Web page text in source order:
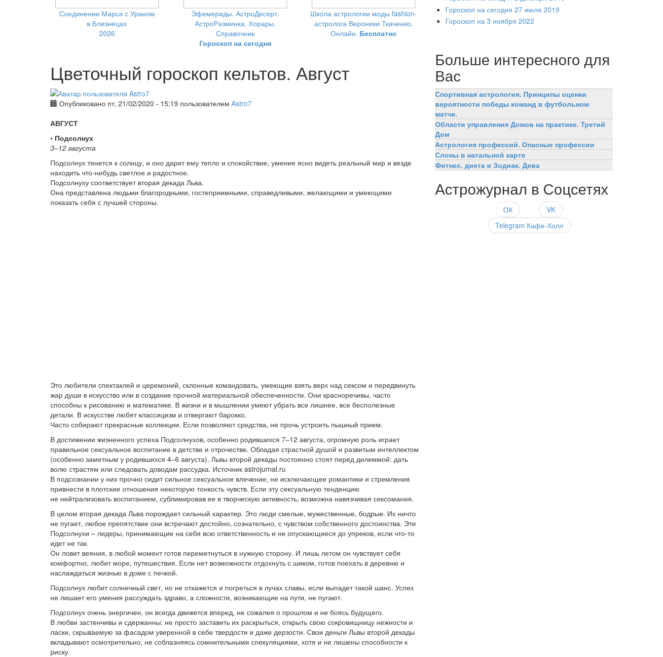
Соединение Марса с Ураном
в Близнецах
2026
Эфемериды. АстроДесерт.
АстроРазминка. Хорары.
Справочник
Гороскоп на сегодня
Школа астрологии моды fashion-
астролога Вероники Ткаченко.
Онлайн. Бесплатно
Цветочный гороскоп кельтов. Август
Опубликовано пт, 21/02/2020 - 15:19 пользователем Astro7
АВГУСТ
• Подсолнух
3–12 августа
Подсолнух тянется к солнцу, и оно дарит ему тепло и спокойствие, умение ясно видеть реальный мир и везде
находить что-нибудь светлое и радостное.
Подсолнуху соответствует вторая декада Льва.
Она представлена людьми благородными, гостеприимными, справедливыми, желающими и умеющими
показать себя с лучшей стороны.
Это любители спектаклей и церемоний, склонные командовать, умеющие взять верх над сексом и передвинуть
жар души в искусство или в создание прочной материальной обеспеченности. Они красноречивы, часто
способны к рисованию и математике. В жизни и в мышлении умеют убрать все лишнее, все бесполезные
детали. В искусстве любят классицизм и отвергают барокко.
Часто собирают прекрасные коллекции. Если позволяют средства, не прочь устроить пышный прием.
В достижении жизненного успеха Подсолнухов, особенно родившихся 7–12 августа, огромную роль играет
правильное сексуальное воспитание в детстве и отрочестве. Обладая страстной душой и развитым интеллектом
(особенно заметным у родившихся 4–6 августа), Львы второй декады постоянно стоят перед дилеммой: дать
волю страстям или следовать доводам рассудка. Источник astrojurnal.ru
В подсознании у них прочно сидит сильное сексуальное влечение, не исключающее романтики и стремления
привнести в плотские отношения некоторую тонкость чувств. Если эту сексуальную тенденцию
не нейтрализовать воспитанием, сублимировав ее в творческую активность, возможна навязчивая сексомания.
В целом вторая декада Льва порождает сильный характер. Это люди смелые, мужественные, бодрые. Их ничто
не пугает, любое препятствие они встречают достойно, сознательно, с чувством собственного достоинства. Эти
Подсолнухи – лидеры, принимающие на себя всю ответственность и не опускающиеся до упреков, если что-то
идет не так.
Он ловит веяния, в любой момент готов переметнуться в нужную сторону. И лишь летом он чувствует себя
комфортно, любит море, путешествия. Если нет возможности отдохнуть с шиком, готов поехать в деревню и
наслаждаться жизнью в доме с печкой.
Подсолнух любит солнечный свет, но не откажется и погреться в лучах славы, если выпадет такой шанс. Успех
не лишает его умения рассуждать здраво, а сложности, возникающие на пути, не пугают.
Подсолнух очень энергичен, он всегда движется вперед, не сожалея о прошлом и не боясь будущего.
В любви застенчивы и сдержанны: не просто заставить их раскрыться, открыть свою сокровищницу нежности и
ласки, скрываемую за фасадом уверенной в себе твердости и даже дерзости. Свои деньги Львы второй декады
вкладывают осмотрительно, не соблазняясь сомнительными спекуляциями, хотя и не лишены способности к
риску.
Гороскоп на сегодня 27 июля 2019
Гороскоп на 3 ноября 2022
Больше интересного для
Вас
Спортивная астрология. Принципы оценки
вероятности победы команд в футбольном
матче.
Области управления Домов на практике. Третий
Дом
Астрология профессий. Опасные профессии
Слоны в натальной карте
Фитнес, диета и Зодиак. Дева
Астрожурнал в Соцсетях
ОК
VK
Telegram Кафе-Холл